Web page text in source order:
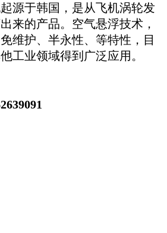
源于韩国，是从飞机涡轮发
来的产品。空气悬浮技术，
维护、半永性、等特性，目
工业领域得到广泛应用。